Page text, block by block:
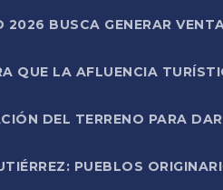
2026 BUSCA GENERAR
QUE LA AFLUENCIA
DEL TERRENO PARA
PUEBLOS